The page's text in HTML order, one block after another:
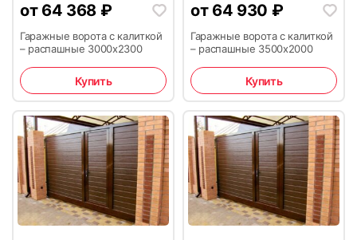
от 64 368 ₽
Гаражные ворота с калиткой
– распашные 3000х2300
Купить
от 64 930 ₽
Гаражные ворота с калиткой
– распашные 3500х2000
Купить